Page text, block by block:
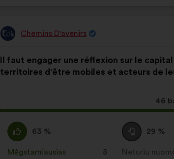
Pasiūlymas:
Chemins D'avenirs
turinys:
Il faut engager une réflexion sur le
territoires d'être mobiles et acteurs de
Dėl
šio
46
pasiskirstė
taip:
Pritariu
:
63 %
Šis
pasiūlymas
įvertintas
Mėgstamiausias
: 8
kartų
Susilaikau
:
29 %
Šis
pasiūlymas
įvertintas
Neturiu
:kartų